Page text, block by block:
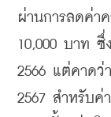
ผ่านการลดค่า
10,000 บาท ซึ่
2566 แต่คาดว่
2567 สำหรับค่